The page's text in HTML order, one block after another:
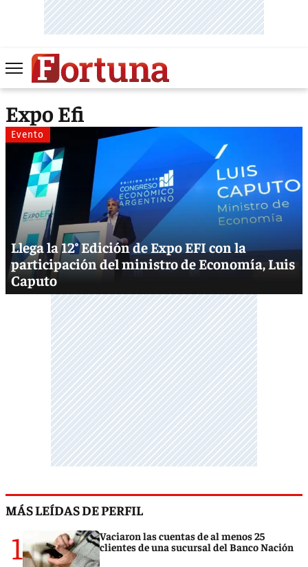
Expo Efi
Evento
Llega la 12° Edición de Expo EFI con la
participación del ministro de Economía, Luis
Caputo
MÁS LEÍDAS DE PERFIL
1
Vaciaron las cuentas de al menos 25
clientes de una sucursal del Banco Nación